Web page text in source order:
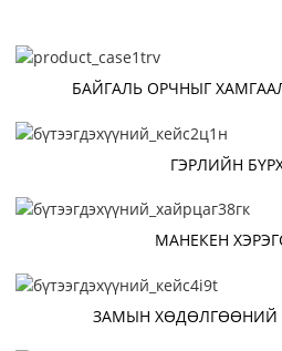
БАЙГАЛЬ ОРЧНЫГ
ГЭРЛИЙН
МАНЕКЕН
ЗАМЫН ХӨДӨЛГӨӨНИЙ